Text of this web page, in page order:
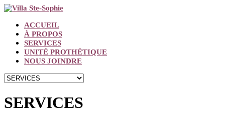
ACCUEIL
À PROPOS
SERVICES
UNITÉ PROTHÉTIQUE
NOUS JOINDRE
SERVICES